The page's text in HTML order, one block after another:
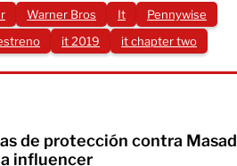
Warner Bros It
Pennywise
it 2019 it chapter two
de protección contra Masad
influencer